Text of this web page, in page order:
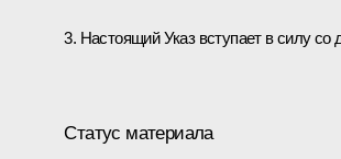
3. Настоящий Указ вступает в силу со
Статус материала